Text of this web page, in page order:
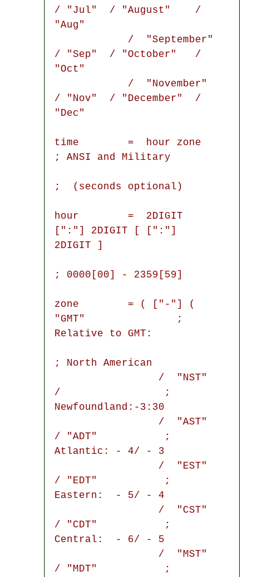
/ "Jul"  / "August"    /
"Aug"
/ "Sep"  / "October"   /
"Oct"
/ "Nov"  / "December"  /
"Dec"
time        =  hour zone
; ANSI and Military
;  (seconds optional)
hour        =  2DIGIT
[":"] 2DIGIT [ [":"]
2DIGIT ]
; 0000[00] - 2359[59]
zone        = ( ["-"] (
"GMT"               ;
Relative to GMT:
; North American
/                 ;
Newfoundland:-3:30
/ "ADT"           ;
Atlantic: - 4/ - 3
/ "EDT"           ;
Eastern:  - 5/ - 4
/ "CDT"           ;
Central:  - 6/ - 5
/ "MDT"           ;